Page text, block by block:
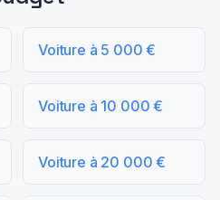
Voiture à 5 000 €
Voiture à 10 000 €
Voiture à 20 000 €